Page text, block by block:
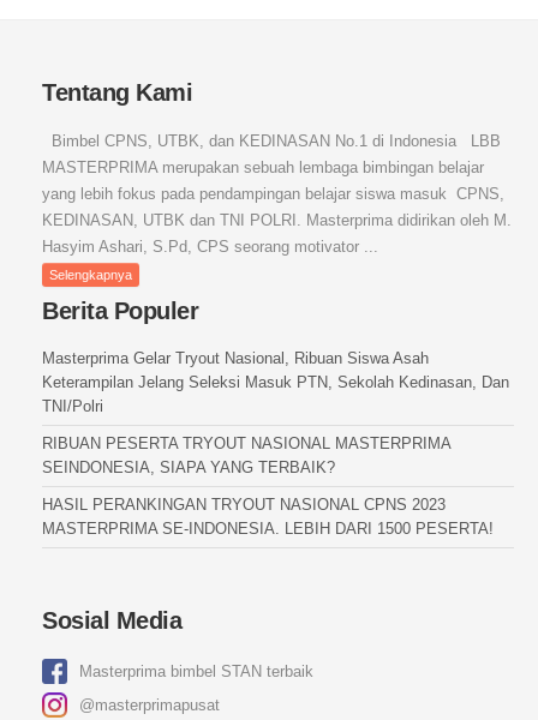
Tentang Kami
Bimbel CPNS, UTBK, dan KEDINASAN No.1 di Indonesia LBB
MASTERPRIMA merupakan sebuah lembaga bimbingan belajar
yang lebih fokus pada pendampingan belajar siswa masuk CPNS,
KEDINASAN, UTBK dan TNI POLRI. Masterprima didirikan oleh M.
Hasyim Ashari, S.Pd, CPS seorang motivator ...
Selengkapnya
Berita Populer
Masterprima Gelar Tryout Nasional, Ribuan Siswa Asah
Keterampilan Jelang Seleksi Masuk PTN, Sekolah Kedinasan, Dan
TNI/Polri
RIBUAN PESERTA TRYOUT NASIONAL MASTERPRIMA
SEINDONESIA, SIAPA YANG TERBAIK?
HASIL PERANKINGAN TRYOUT NASIONAL CPNS 2023
MASTERPRIMA SE-INDONESIA. LEBIH DARI 1500 PESERTA!
Sosial Media
Masterprima bimbel STAN terbaik
@masterprimapusat